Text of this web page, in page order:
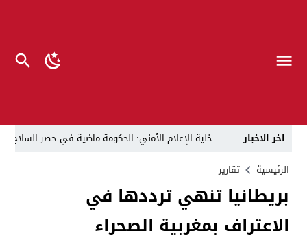
اخر الاخبار
خلية الإعلام الأمني: الحكومة ماضية في حصر السلاح
قراءة نقدية في مرثية الوصل للكاتب عباس
تحت عنوان “أقلام للمأجورين وسقوط في فخ الإفلاس
الرئيسية تقارير
بريطانيا تنهي ترددها في
الاعتراف بمغربية الصحراء